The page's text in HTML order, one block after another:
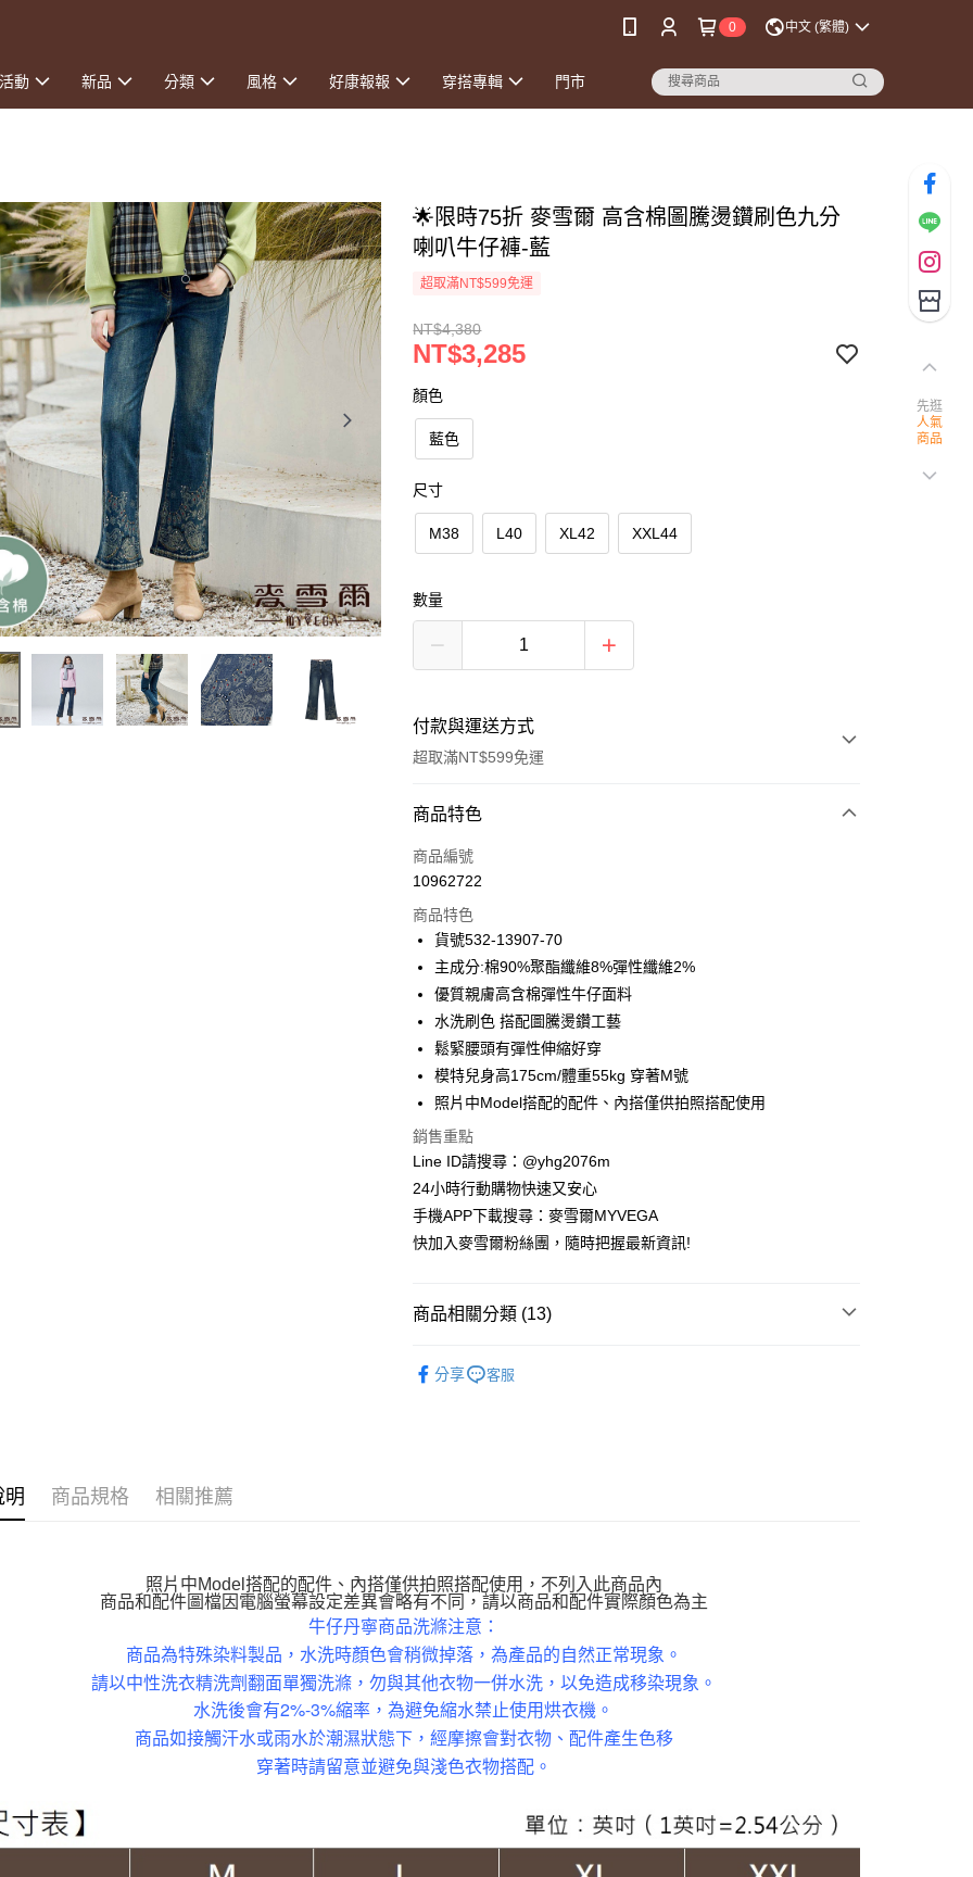
0 中文 (繁體)
動 新品 分類 風格 好康報報 穿搭專輯 門市
🌟限時75折 麥雪爾 高含棉圖騰燙鑽刷色九分
喇叭牛仔褲-藍
超取滿NT$599免運
NT$4,380
NT$3,285
顏色
藍色
尺寸
M38 L40 XL42 XXL44
數量
付款與運送方式
超取滿NT$599免運
付款方式
信用卡一次付款
3 期 0 利率 每期
合作金庫商業銀行
第一商業銀行
華南商業銀行
國泰世華商業銀行
臺灣中小企業銀行
匯豐（台灣）商業銀行
華泰商業銀行
聯邦商業銀行
遠東國際商業銀行
玉山商業銀行
台新國際商業銀行
台灣樂天信用卡公司
超商取貨付款
Apple Pay
悠遊付
ATM付款
貨到付款
全家取貨付款
7-11取貨付款
每筆NT$100，滿NT$988(含以上)免運費
付款後7-11取貨
每筆NT$100，滿NT$988(含以上)免運費
大嘴鳥宅配通
每筆NT$100，滿NT$988(含以上)免運費
商品特色
商品編號
10962722
商品特色
貨號532-13907-70
主成分:棉90%聚酯纖維8%彈性纖維2%
優質親膚高含棉彈性牛仔面料
水洗刷色 搭配圖騰燙鑽工藝
鬆緊腰頭有彈性伸縮好穿
模特兒身高175cm/體重55kg 穿著M號
照片中Model搭配的配件、內搭僅供拍照搭配使用
銷售重點
Line ID請搜尋：@yhg2076m
24小時行動購物快速又安心
手機APP下載搜尋：麥雪爾MYVEGA
快加入麥雪爾粉絲團，隨時把握最新資訊!
商品相關分類 (13)
【百變休閒】 休閒褲款
【雲朵女孩】 雲朵褲款
【親膚棉質專區】 棉質褲款
【布料指南】 棉｜Cotton
褲裝│PANTS 牛仔褲
分享 客服
明 商品規格 相關推薦
照片中Model搭配的配件、內搭僅供拍照搭配使用，不列入此商品內
商品和配件圖檔因電腦螢幕設定差異會略有不同，請以商品和配件實際顏色為主
牛仔丹寧商品洗滌注意：
商品為特殊染料製品，水洗時顏色會稍微掉落，為產品的自然正常現象。
請以中性洗衣精洗劑翻面單獨洗滌，勿與其他衣物一併水洗，以免造成移染現象。
水洗後會有2%-3%縮率，為避免縮水禁止使用烘衣機。
商品如接觸汗水或雨水於潮濕狀態下，經摩擦會對衣物、配件產生色移
穿著時請留意並避免與淺色衣物搭配。
先逛
人氣
商品